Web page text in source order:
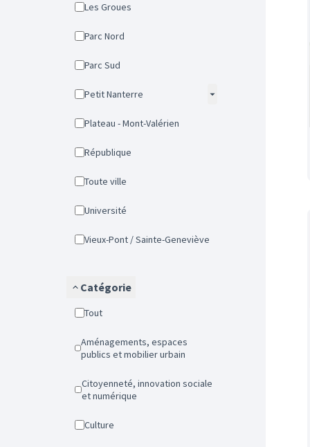
Les Groues
Parc Nord
Parc Sud
Petit Nanterre
Plateau - Mont-Valérien
République
Toute ville
Université
Vieux-Pont / Sainte-Geneviève
Catégorie
Tout
Aménagements, espaces
publics et mobilier urbain
Citoyenneté, innovation sociale
et numérique
Culture